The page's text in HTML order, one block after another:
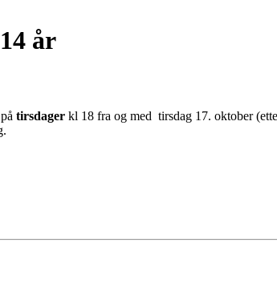
år
tirsdager kl 18 fra og med tirsdag 17. oktober